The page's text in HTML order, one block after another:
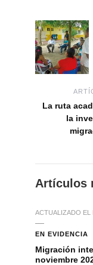
La ruta
la
Artículos
ACTUALIZADO EL
EN EVIDENCIA
Migración
noviembre